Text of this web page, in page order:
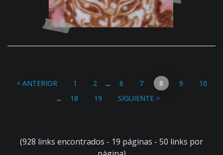
< ANTERIOR 1 2 ... 6 7 8 9 10
... 18 19 SIGUIENTE >
(928 links encontrados - 19 páginas - 50 links por